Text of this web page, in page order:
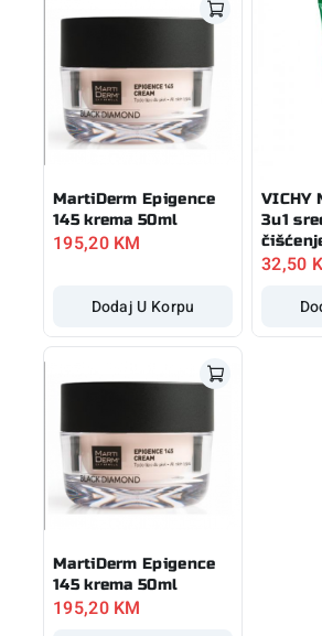
MartiDerm Epigence
145 krema 50ml
195,20 KM
Dodaj U Korpu
VICHY
3u1
32,50
MartiDerm Epigence
145 krema 50ml
195,20 KM